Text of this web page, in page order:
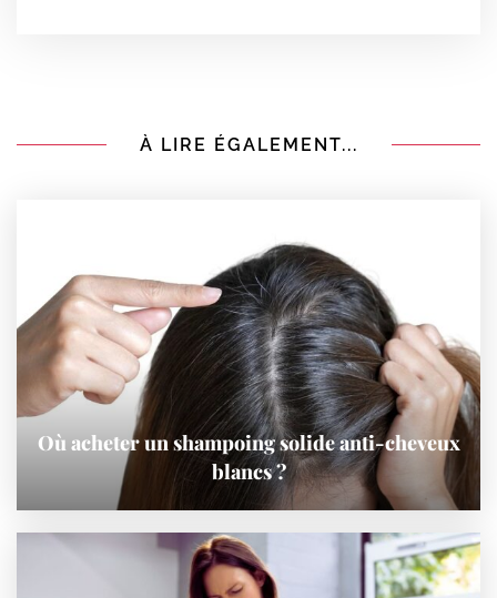
À LIRE ÉGALEMENT...
Où acheter un shampoing solide anti-cheveux
blancs ?